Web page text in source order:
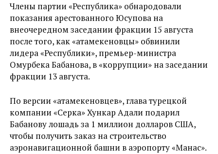
Члены партии «Республика» обнародовали
показания арестованного Юсупова на
внеочередном заседании фракции 15 августа
после того, как «атамекеновцы» обвинили
лидера «Республики», премьер-министра
Омурбека Бабанова, в «коррупции» на заседании
фракции 13 августа.
По версии «атамекеновцев», глава турецкой
компании «Серка» Хункар Адали подарил
Бабанову лошадь за 1 миллион долларов США,
чтобы получить заказ на строительство
аэронавигационной башни в аэропорту «Манас».